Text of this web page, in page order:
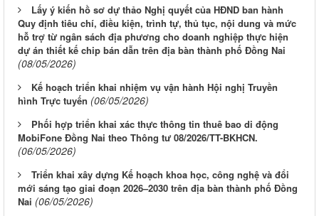
Lấy ý kiến hồ sơ dự thảo Nghị quyết của HĐND ban hành
Quy định tiêu chí, điều kiện, trình tự, thủ tục, nội dung và mức
hỗ trợ từ ngân sách địa phương cho doanh nghiệp thực hiện
dự án thiết kế chip bán dẫn trên địa bàn thành phố Đồng Nai
(08/05/2026)
Kế hoạch triển khai nhiệm vụ vận hành Hội nghị Truyền
hình Trực tuyến (06/05/2026)
Phối hợp triển khai xác thực thông tin thuê bao di động
MobiFone Đồng Nai theo Thông tư 08/2026/TT-BKHCN.
(06/05/2026)
Triển khai xây dựng Kế hoạch khoa học, công nghệ và đổi
mới sáng tạo giai đoạn 2026–2030 trên địa bàn thành phố Đồng
Nai (06/05/2026)